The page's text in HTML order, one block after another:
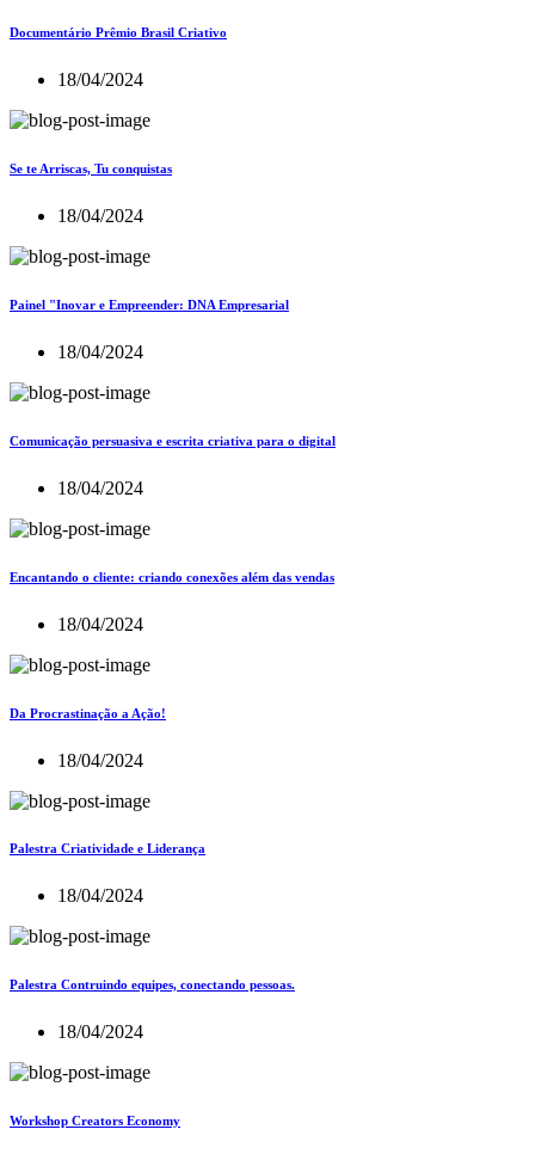
Documentário Prêmio Brasil Criativo
18/04/2024
Se te Arriscas, Tu conquistas
18/04/2024
Painel "Inovar e Empreender: DNA Empresarial
18/04/2024
Comunicação persuasiva e escrita criativa para o digital
18/04/2024
Encantando o cliente: criando conexões além das vendas
18/04/2024
Da Procrastinação a Ação!
18/04/2024
Palestra Criatividade e Liderança
18/04/2024
Palestra Contruindo equipes, conectando pessoas.
18/04/2024
Workshop Creators Economy